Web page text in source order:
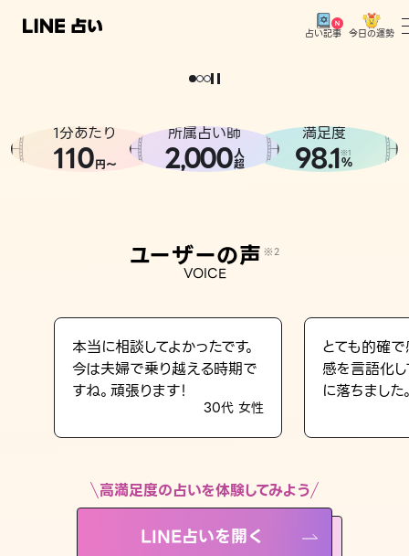
占い記事 今日の運勢
相談事例
LINE占いを開く
※LINEアプリ内のサービスページへ遷移します
どうせなら
。
1分あたり
110円〜
所属占い師
2,000人
超
満足度
98.1※1
%
ユーザーの声 ※2
VOICE
本当に相談してよかったです。
今は夫婦で乗り越える時期で
すね。頑張ります！
30代 女性
とても的確
感を言語化
に落ちました
高満足度の占いを体験してみよう
LINE占いを開く